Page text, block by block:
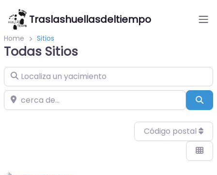
Traslashuellasdeltiempo
Home Sitios
Todas Sitios
Localiza un yacimiento
cerca de…
Código postal